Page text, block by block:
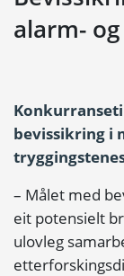
alarm-
bevissikring i
– Målet med
eit potensielt
ulovleg